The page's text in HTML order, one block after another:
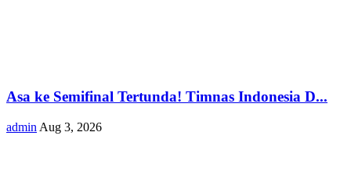
Asa ke Semifinal Tertunda! Timnas Indonesia D...
admin Aug 3, 2026